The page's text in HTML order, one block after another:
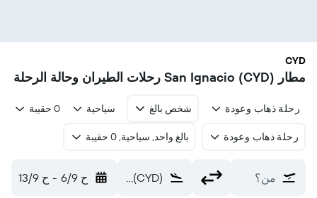
CYD
مطار San Ignacio (CYD) رحلات الطيران وحالة الرحلة
رحلة ذهاب وعودة شخص بالغ سياحية 0 حقيبة
رحلة ذهاب وعودة بالغ واحد, سياحية, 0 حقيبة
من؟ San Ignacio (CYD) ح 6/9 - ح 13/9